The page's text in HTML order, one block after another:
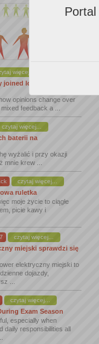
więcej...
joined lordofspins
opinions change over
feedback a ...
czytaj więcej...
baterii na
wyżalić i przy okazji
mnie krew ...
czytaj więcej...
ruletka
moje życie to ciągłe
picie kawy i
czytaj więcej...
miejski sprawdzi się
elektryczny miejski to
dojazdy,
...
czytaj więcej...
Exam Season
especially when
daily responsibilities all
Portal